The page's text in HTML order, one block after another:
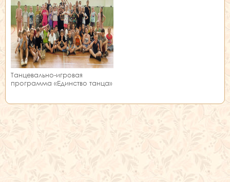
Танцевально-игровая
программа «Единство танца»